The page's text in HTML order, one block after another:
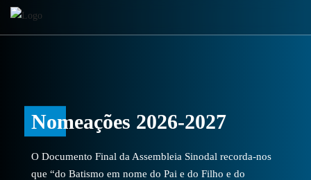
Nomeações 2026-2027
O Documento Final da Assembleia Sinodal recorda-nos
que “do Batismo em nome do Pai e do Filho e do